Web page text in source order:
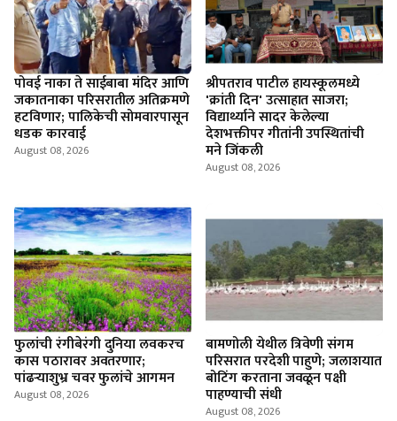
पोवई नाका ते साईबाबा मंदिर आणि
जकातनाका परिसरातील अतिक्रमणे
हटविणार; पालिकेची सोमवारपासून
धडक कारवाई
August 08, 2026
श्रीपतराव पाटील हायस्कूलमध्ये
'क्रांती दिन' उत्साहात साजरा;
विद्यार्थ्याने सादर केलेल्या
देशभक्तीपर गीतांनी उपस्थितांची
मने जिंकली
August 08, 2026
फुलांची रंगीबेरंगी दुनिया लवकरच
कास पठारावर अवतरणार;
पांढऱ्याशुभ्र चवर फुलांचे आगमन
August 08, 2026
बामणोली येथील त्रिवेणी संगम
परिसरात परदेशी पाहुणे; जलाशयात
बोटिंग करताना जवळून पक्षी
पाहण्याची संधी
August 08, 2026